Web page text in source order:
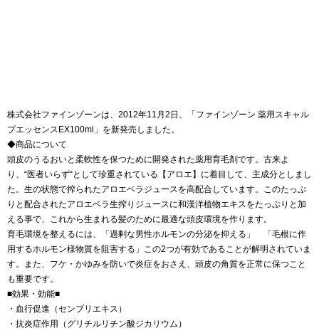
株式会社ファインゾーンは、2012年11月2日、「ファインゾーン 薬用スキャル
プエッセンスEX100ml」を新発売しました。
◆商品について
頭皮のうるおいと柔軟性を保つために開発された薬用育毛剤です。古来よ
り、“医者いらず“として珍重されている【アロエ】に着目して、主成分としまし
た。生の状態で搾られたアロエベラジュースを高配合しています。このたっぷ
りと配合されたアロエベラ生搾りジュースに和漢洋植物エキスをたっぷりと加
える事で、これから生まれる髪のために最適な頭皮環境を作ります。
育毛環境を整えるには、「過剰な男性ホルモンの分泌を抑える」 「毛根に作
用するホルモン様物質を阻害する」この2つが有効であることが解明されていま
す。また、フケ・かゆみを防いで炎症をおさえ、頭皮の角質を正常に保つこと
も重要です。
■効果・効能■
・血行促進（センブリエキス）
・抗炎症作用（グリチルリチン酸ジカリウム）